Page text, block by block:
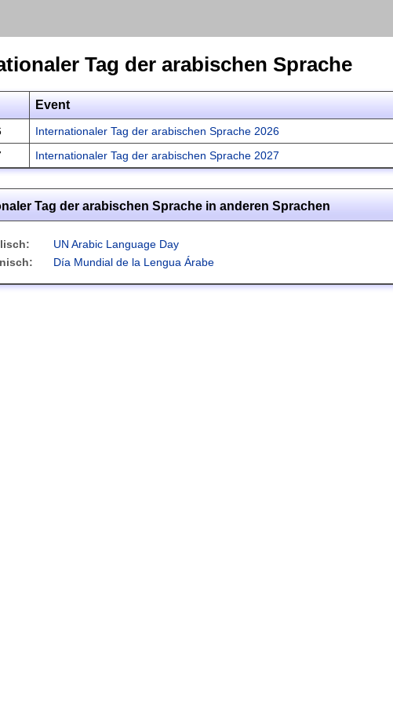
Tag der arabischen Sprache
Event
Internationaler Tag der arabischen Sprache 2026
Internationaler Tag der arabischen Sprache 2027
Tag der arabischen Sprache in anderen Sprachen
UN Arabic Language Day
Día Mundial de la Lengua Árabe